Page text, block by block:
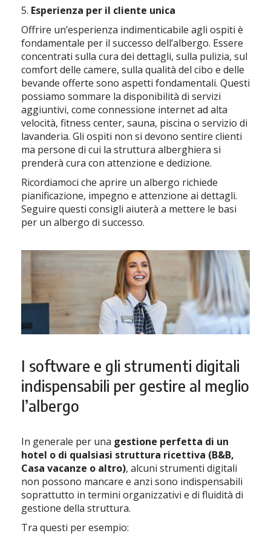
5. Esperienza per il cliente unica
Offrire un’esperienza indimenticabile agli ospiti è
fondamentale per il successo dell’albergo. Essere
concentrati sulla cura dei dettagli, sulla pulizia, sul
comfort delle camere, sulla qualità del cibo e delle
bevande offerte sono aspetti fondamentali. Questi
possiamo sommare la disponibilità di servizi
aggiuntivi, come connessione internet ad alta
velocità, fitness center, sauna, piscina o servizio di
lavanderia. Gli ospiti non si devono sentire clienti
ma persone di cui la struttura alberghiera si
prenderà cura con attenzione e dedizione.
Ricordiamoci che aprire un albergo richiede
pianificazione, impegno e attenzione ai dettagli.
Seguire questi consigli aiuterà a mettere le basi
per un albergo di successo.
I software e gli strumenti digitali
indispensabili per gestire al meglio
l’albergo
In generale per una gestione perfetta di un
hotel o di qualsiasi struttura ricettiva (B&B,
Casa vacanze o altro), alcuni strumenti digitali
non possono mancare e anzi sono indispensabili
soprattutto in termini organizzativi e di fluidità di
gestione della struttura.
Tra questi per esempio: